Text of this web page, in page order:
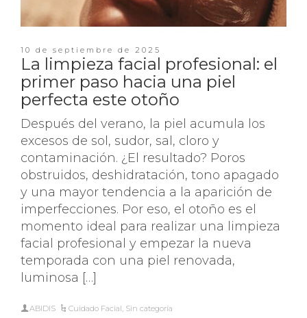
10 de septiembre de 2025
La limpieza facial profesional: el
primer paso hacia una piel
perfecta este otoño
Después del verano, la piel acumula los
excesos de sol, sudor, sal, cloro y
contaminación. ¿El resultado? Poros
obstruidos, deshidratación, tono apagado
y una mayor tendencia a la aparición de
imperfecciones. Por eso, el otoño es el
momento ideal para realizar una limpieza
facial profesional y empezar la nueva
temporada con una piel renovada,
luminosa […]
ABIDIS Cuidado Facial Sin categoría